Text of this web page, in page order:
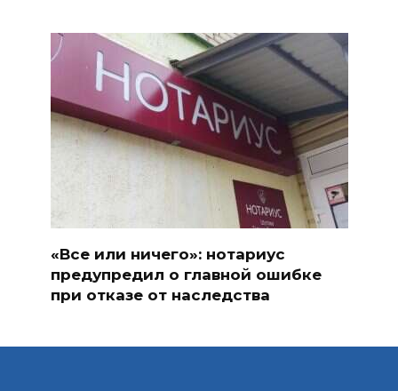
«Все или ничего»: нотариус
предупредил о главной ошибке
при отказе от наследства